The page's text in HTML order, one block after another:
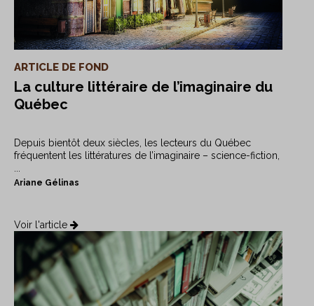
ARTICLE DE FOND
La culture littéraire de l’imaginaire du
Québec
Depuis bientôt deux siècles, les lecteurs du Québec
fréquentent les littératures de l’imaginaire – science-fiction,
Ariane Gélinas
Voir l'article